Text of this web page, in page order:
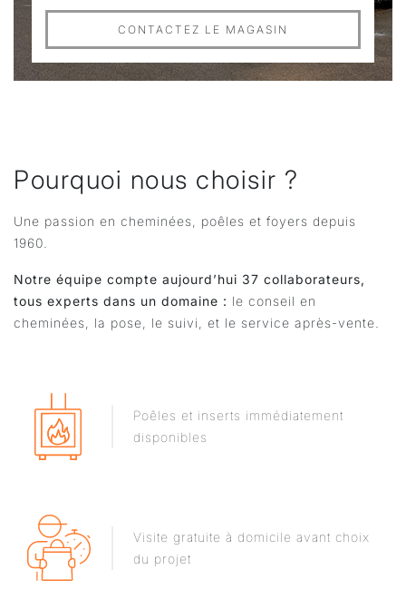
CONTACTEZ LE MAGASIN
Pourquoi nous choisir ?
Une passion en cheminées, poêles et foyers depuis
1960.
Notre équipe compte aujourd’hui 37 collaborateurs,
tous experts dans un domaine : le conseil en
cheminées, la pose, le suivi, et le service après-vente.
Visite gratuite à domicile avant choix
du projet
Poêles et inserts immédiatement
disponibles